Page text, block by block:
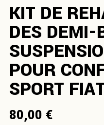
KIT DE
DES DEMI-
POUR
SPORT
80,00 €